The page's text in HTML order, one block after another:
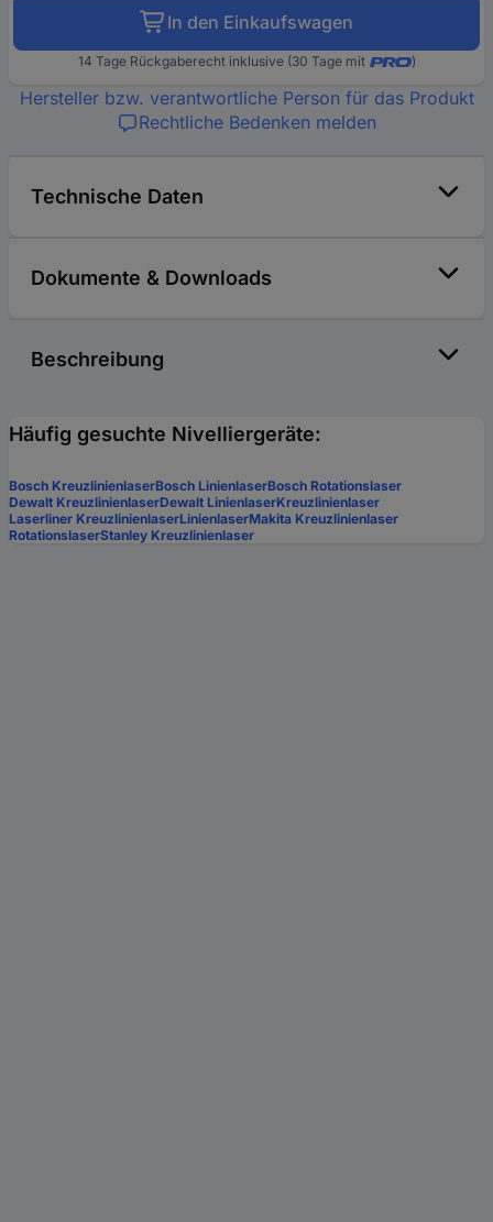
In den Einkaufswagen
14 Tage Rückgaberecht inklusive (30 Tage mit )
Hersteller bzw. verantwortliche Person für das Produkt
Rechtliche Bedenken melden
Technische Daten
Dokumente & Downloads
Beschreibung
Häufig gesuchte Nivelliergeräte:
Bosch KreuzlinienlaserBosch LinienlaserBosch Rotationslaser
Dewalt KreuzlinienlaserDewalt LinienlaserKreuzlinienlaser
Laserliner KreuzlinienlaserLinienlaserMakita Kreuzlinienlaser
RotationslaserStanley Kreuzlinienlaser